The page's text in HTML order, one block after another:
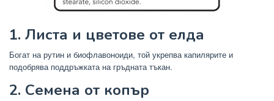
1. Листа и цветове от елда
Богат на рутин и биофлавоноиди, той укрепва капилярите и
подобрява поддръжката на гръдната тъкан.
2. Семена от копър